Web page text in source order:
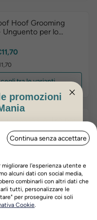
Hoof Grooming
Unguento per lo
tra le varianti
Grease Gel 1kg per
Acquista ora
Continua senza accettare
l'esperienza utente e
alcuni dati con social media,
combinarli con altri dati che
tutti, personalizzare le
per proseguire coi soli
Cookie.
promozioni
IL 5%